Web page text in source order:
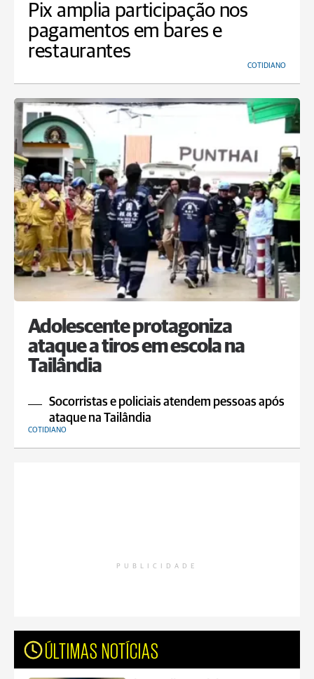
Pix amplia participação nos
pagamentos em bares e
restaurantes
COTIDIANO
Adolescente protagoniza
ataque a tiros em escola na
Tailândia
Socorristas e policiais atendem pessoas após
ataque na Tailândia
COTIDIANO
PUBLICIDADE
ÚLTIMAS NOTÍCIAS